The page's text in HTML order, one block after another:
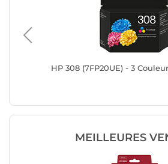
HP 308 (7FP20UE) - 3
MEILLEURES